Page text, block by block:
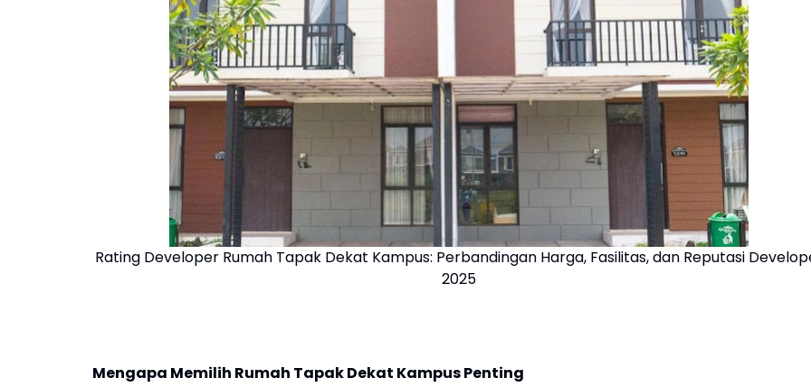
Rating Developer Rumah Tapak Dekat Kampus: Perbandingan Harga, Fasilitas, dan Reputasi
2025
Mengapa Memilih Rumah Tapak Dekat Kampus Penting